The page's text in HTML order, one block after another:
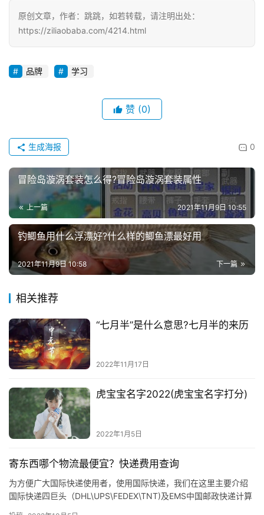
原创文章，作者：跳跳，如若转载，请注明出处：
https://ziliaobaba.com/4214.html
品牌 学习
赞 (0)
0
生成海报
冒险岛漩涡套装怎么得?冒险岛漩涡套装属性
上一篇 2021年11月9日 10:55
钓鲫鱼用什么浮漂好?什么样的鲫鱼漂最好用
下一篇
2021年11月9日 10:58
相关推荐
“七月半”是什么意思?七月半的来历
2022年11月17日
虎宝宝名字2022(虎宝宝名字打分)
2022年1月5日
寄东西哪个物流最便宜？快递费用查询
为方便广大国际快递使用者，使用国际快递，我们在这里主要介绍
国际快递四巨头（DHL\UPS\FEDEX\TNT)及EMS中国邮政快递计算